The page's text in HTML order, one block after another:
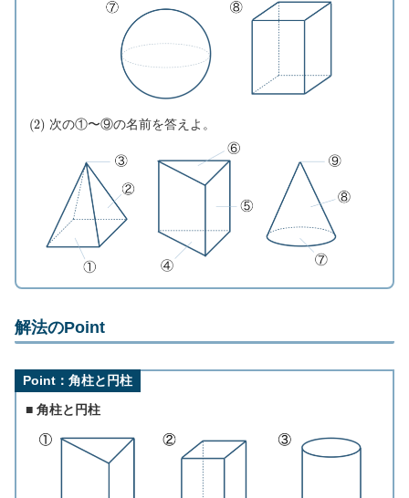
( 2 次の①〜⑨の名前を答えよ。
解法のPoint
Point：角柱と円柱
■ 角柱と円柱